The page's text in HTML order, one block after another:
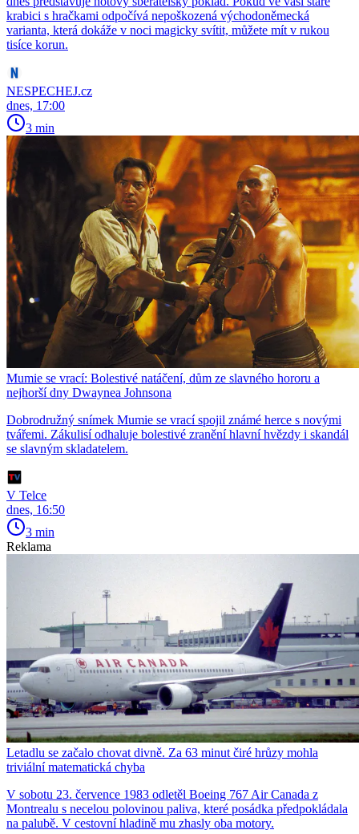
krabici s hračkami odpočívá nepoškozená východoněmecká
varianta, která dokáže v noci magicky svítit, můžete mít v rukou
tisíce korun.
NESPECHEJ.cz
dnes, 17:00
3 min
Mumie se vrací: Bolestivé natáčení, dům ze slavného hororu a
nejhorší dny Dwaynea Johnsona
Dobrodružný snímek Mumie se vrací spojil známé herce s novými
tvářemi. Zákulisí odhaluje bolestivé zranění hlavní hvězdy i skandál
se slavným skladatelem.
V Telce
dnes, 16:50
3 min
Reklama
Letadlu se začalo chovat divně. Za 63 minut čiré hrůzy mohla
triviální matematická chyba
V sobotu 23. července 1983 odletěl Boeing 767 Air Canada z
Montrealu s necelou polovinou paliva, které posádka předpokládala
na palubě. V cestovní hladině mu zhasly oba motory.